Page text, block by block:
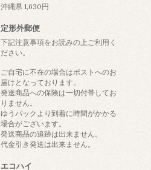
沖縄県 1,630円
定形外郵便
下記注意事項をお読みの上ご利用く
ださい。
ご自宅に不在の場合はポストへのお
届けとなっております。
発送商品への保険は一切付帯してお
りません。
ゆうパックより到着に時間がかかる
場合がございます。
発送商品の追跡は出来ません。
代金引き発送は出来ません。
エコハイ